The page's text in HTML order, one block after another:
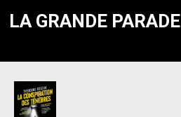
LA GRANDE PARADE